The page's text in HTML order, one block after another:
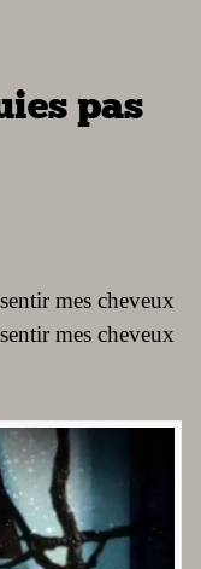
pas
mes cheveux
mes cheveux